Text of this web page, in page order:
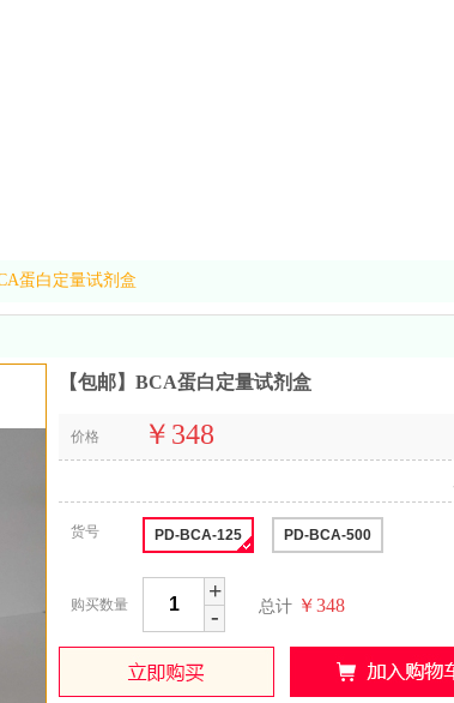
蛋白定量试剂盒
【包邮】BCA蛋白定量试剂盒
价格 ￥348
货号 PD-BCA-125 PD-BCA-500
购买数量 -
+
总计 ￥348